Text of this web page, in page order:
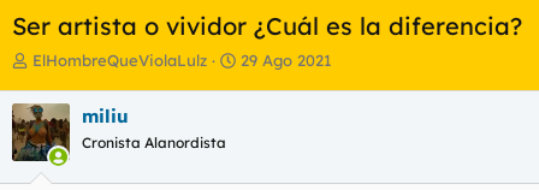
Ser artista o vividor ¿Cuál es la diferencia?
I
i
c
i
a
ElHombreQueViolaLulz
F
29 Ago 2021
miliu
Cronista Alanordista